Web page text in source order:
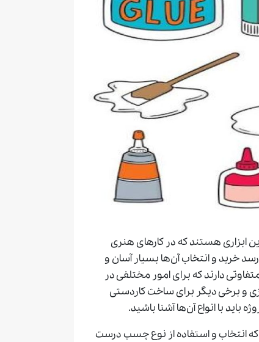
ابزاری هستند که در کارهای هنری
خرید و انتخاب آن‌ها بسیار آسان و
دارند که برای امور مختلفی در
و برخی دیگر برای ساخت کاردستی
با انواع آن‌ها آشنا باشید.
انتخاب و استفاده از نوع چسب درست